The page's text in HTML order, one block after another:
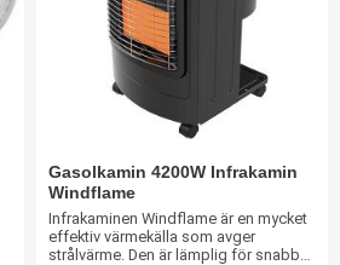
Gasolkamin 4200W Infrakamin
Windflame
Infrakaminen Windflame är en mycket
effektiv värmekälla som avger
strålvärme. Den är lämplig för snabb